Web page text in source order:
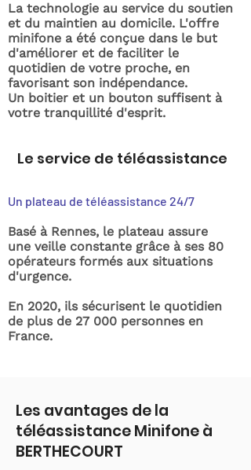
La technologie au service du soutien
et du maintien au domicile. L'offre
minifone a été conçue dans le but
d'améliorer et de faciliter le
quotidien de votre proche, en
favorisant son indépendance.
Un boitier et un bouton suffisent à
votre tranquillité d'esprit.
Le service de téléassistance
Un plateau de téléassistance 24/7
Basé à Rennes, le plateau assure
une veille constante grâce à ses 80
opérateurs formés aux situations
d'urgence.
En 2020, ils sécurisent le quotidien
de plus de 27 000 personnes en
France.
Les avantages de la
téléassistance Minifone à
BERTHECOURT